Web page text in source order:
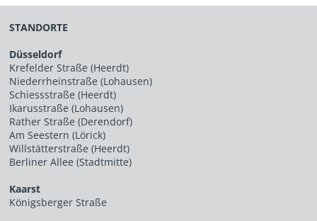
STANDORTE
Düsseldorf
Krefelder Straße (Heerdt)
Niederrheinstraße (Lohausen)
Schiessstraße (Heerdt)
Ikarusstraße (Lohausen)
Rather Straße (Derendorf)
Am Seestern (Lörick)
Willstätterstraße (Heerdt)
Berliner Allee (Stadtmitte)
Kaarst
Königsberger Straße